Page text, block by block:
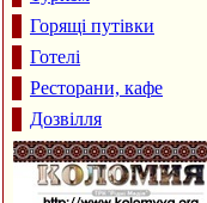
Горящі путівки
Готелі
Ресторани, кафе
Дозвілля